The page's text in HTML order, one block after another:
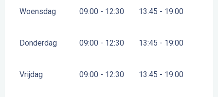
Woensdag 09:00 - 12:30 13:45 - 19:00
Donderdag 09:00 - 12:30 13:45 - 19:00
Vrijdag 09:00 - 12:30 13:45 - 19:00